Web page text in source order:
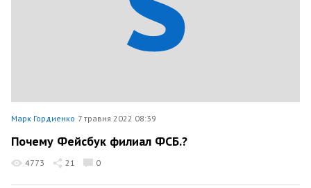
Марк Гордиенко 7 травня 2022 08:39
Почему Фейсбук филиал ФСБ.?
4773 21 0